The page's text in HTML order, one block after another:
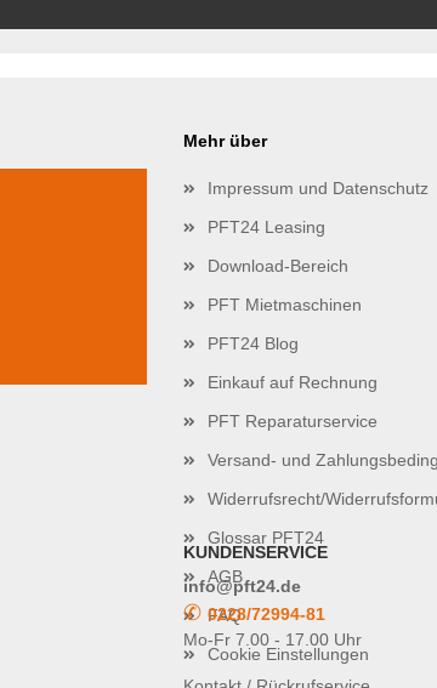
Mehr über
Impressum und Datenschutz
PFT24 Leasing
Download-Bereich
PFT Mietmaschinen
PFT24 Blog
Einkauf auf Rechnung
PFT Reparaturservice
Versand- und
Widerrufsrecht/
Glossar PFT24
AGB
FAQ
Cookie Einstellungen
KUNDENSERVICE
info@pft24.de
✆ 0228/72994-81
Mo-Fr 7.00 - 17.00 Uhr